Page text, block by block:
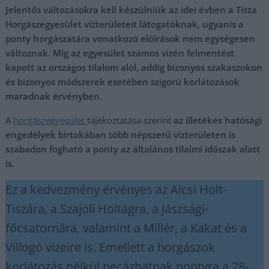
Jelentős változásokra kell készülniük az idei évben a Tisza
Horgászegyesület vízterületeit látogatóknak, ugyanis a
ponty horgászatára vonatkozó előírások nem egységesen
változnak. Míg az egyesület számos vizén felmentést
kapott az országos tilalom alól, addig bizonyos szakaszokon
és bizonyos módszerek esetében szigorú korlátozások
maradnak érvényben.
A horgászegyesülettájékoztatása szerint az illetékes hatósági
engedélyek birtokában több népszerű vízterületen is
szabadon fogható a ponty az általános tilalmi időszak alatt
is.
Ez a kedvezmény érvényes az Alcsi Holt-
Tiszára, a Szajoli Holtágra, a Jászsági-
főcsatornára, valamint a Millér, a Kakat és a
Villogó vizeire is. Emellett a horgászok